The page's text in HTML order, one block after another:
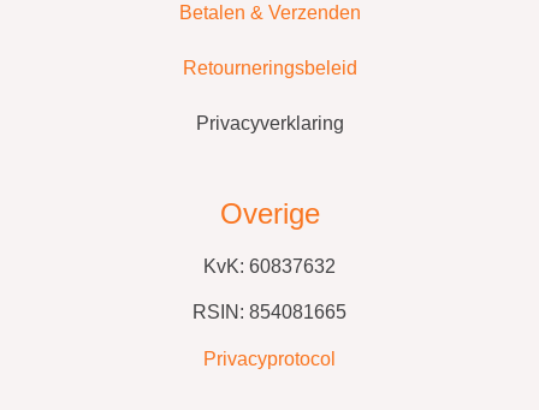
Betalen & Verzenden
Retourneringsbeleid
Privacyverklaring
Overige
KvK: 60837632
RSIN: 854081665
Privacyprotocol